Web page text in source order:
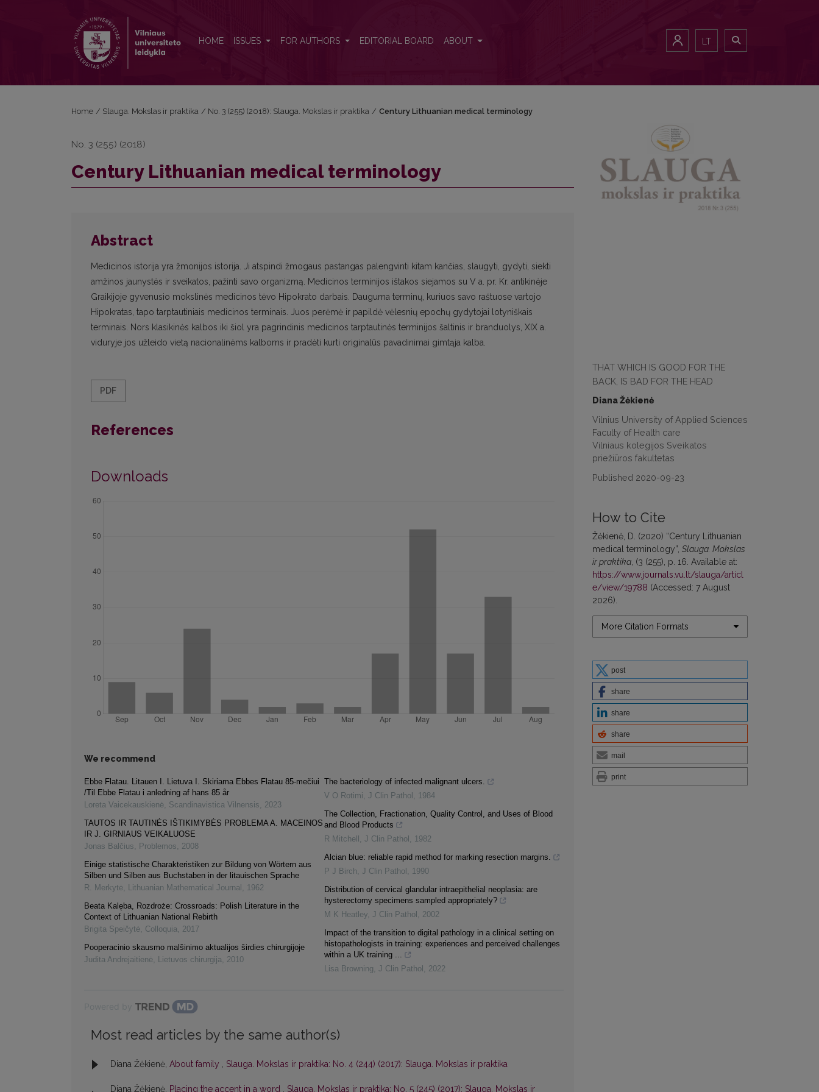
HOME ISSUES FOR AUTHORS EDITORIAL BOARD ABOUT LT
THAT WHICH IS GOOD FOR THE
BACK, IS BAD FOR THE HEAD
Diana Žėkienė
Vilnius University of Applied Sciences
Faculty of Health care
Vilniaus kolegijos Sveikatos
priežiūros fakultetas
Published 2020-09-23
How to Cite
Žėkienė, D. (2020) “Century Lithuanian
medical terminology”, Slauga. Mokslas
ir praktika , (3 (255), p. 16. Available at:
https://www.journals.vu.lt/slauga/articl
e/view/19788 (Accessed: 7 August
2026).
More Citation Formats
post
share
share
share
mail
print
Home / Slauga. Mokslas ir praktika / No. 3 (255) (2018): Slauga. Mokslas ir praktika / Century Lithuanian medical terminology
No. 3 (255) (2018)
Century Lithuanian medical terminology
Abstract
Medicinos istorija yra žmonijos istorija. Ji atspindi žmogaus pastangas palengvinti kitam kančias, slaugyti, gydyti, siekti
amžinos jaunystės ir sveikatos, pažinti savo organizmą. Medicinos terminijos ištakos siejamos su V a. pr. Kr. antikinėje
Graikijoje gyvenusio mokslinės medicinos tėvo Hipokrato darbais. Dauguma terminų, kuriuos savo raštuose vartojo
Hipokratas, tapo tarptautiniais medicinos terminais. Juos perėmė ir papildė vėlesnių epochų gydytojai lotyniškais
terminais. Nors klasikinės kalbos iki šiol yra pagrindinis medicinos tarptautinės terminijos šaltinis ir branduolys, XIX a.
viduryje jos užleido vietą nacionalinėms kalboms ir pradėti kurti originalūs pavadinimai gimtąja kalba.
PDF
References
Downloads
We recommend
Ebbe Flatau. Litauen I. Lietuva I. Skiriama Ebbes Flatau 85-mečiui
/Til Ebbe Flatau i anledning af hans 85 år
Loreta Vaicekauskienė, Scandinavistica Vilnensis, 2023
TAUTOS IR TAUTINĖS IŠTIKIMYBĖS PROBLEMA A. MACEINOS
IR J. GIRNIAUS VEIKALUOSE
Jonas Balčius, Problemos, 2008
Einige statistische Charakteristiken zur Bildung von Wörtern aus
Silben und Silben aus Buchstaben in der litauischen Sprache
R. Merkytė, Lithuanian Mathematical Journal , 1962
Beata Kalęba, Rozdroże: Crossroads: Polish Literature in the
Context of Lithuanian National Rebirth
Brigita Speičytė, Colloquia, 2017
Pooperacinio skausmo malšinimo aktualijos širdies chirurgijoje
Judita Andrejaitienė, Lietuvos chirurgija, 2010
The bacteriology of infected malignant ulcers.
V O Rotimi, J Clin Pathol , 1984
The Collection, Fractionation, Quality Control, and Uses of Blood
and Blood Products
R Mitchell , J Clin Pathol , 1982
Alcian blue: reliable rapid method for marking resection margins.
P J Birch, J Clin Pathol , 1990
Distribution of cervical glandular intraepithelial neoplasia: are
hysterectomy specimens sampled appropriately?
M K Heatley, J Clin Pathol , 2002
Impact of the transition to digital pathology in a clinical setting on
histopathologists in training: experiences and perceived challenges
within a UK training ...
Lisa Browning, J Clin Pathol , 2022
Most read articles by the same author(s)
Diana Žėkienė, About family , Slauga. Mokslas ir praktika: No. 4 (244) (2017): Slauga. Mokslas ir praktika
Diana Žėkienė, Placing the accent in a word , Slauga. Mokslas ir praktika: No. 5 (245) (2017): Slauga. Mokslas ir